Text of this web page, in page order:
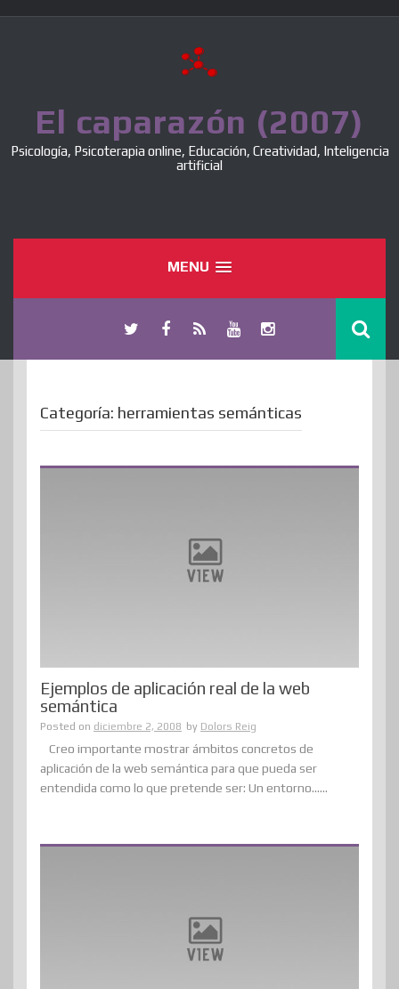
El caparazón (2007)
Psicología, Psicoterapia online, Educación, Creatividad, Inteligencia
artificial
MENU
Categoría: herramientas semánticas
Ejemplos de aplicación real de la web
semántica
Posted on diciembre 2, 2008 by Dolors Reig
Creo importante mostrar ámbitos concretos de
aplicación de la web semántica para que pueda ser
entendida como lo que pretende ser: Un entorno......